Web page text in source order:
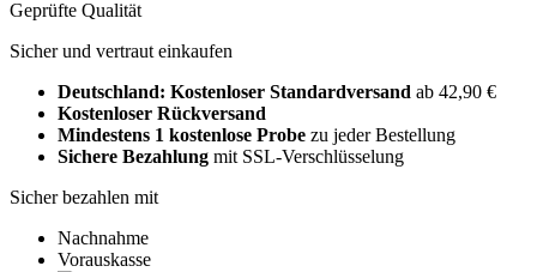
Geprüfte Qualität
Sicher und vertraut einkaufen
Deutschland: Kostenloser Standardversand ab 42,90 €
Kostenloser Rückversand
Mindestens 1 kostenlose Probe zu jeder Bestellung
Sichere Bezahlung mit SSL-Verschlüsselung
Sicher bezahlen mit
Nachnahme
Vorauskasse